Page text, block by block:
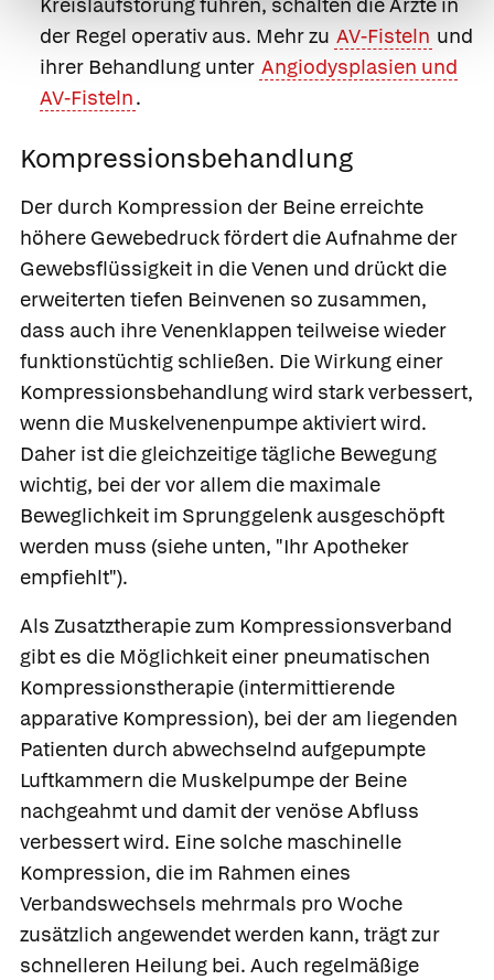
der Regel operativ aus. Mehr zu AV-Fisteln und
ihrer Behandlung unter Angiodysplasien und
AV-Fisteln.
Kompressionsbehandlung
Der durch Kompression der Beine erreichte
höhere Gewebedruck fördert die Aufnahme der
Gewebsflüssigkeit in die Venen und drückt die
erweiterten tiefen Beinvenen so zusammen,
dass auch ihre Venenklappen teilweise wieder
funktionstüchtig schließen. Die Wirkung einer
Kompressionsbehandlung wird stark verbessert,
wenn die Muskelvenenpumpe aktiviert wird.
Daher ist die gleichzeitige tägliche Bewegung
wichtig, bei der vor allem die maximale
Beweglichkeit im Sprunggelenk ausgeschöpft
werden muss (siehe unten, "Ihr Apotheker
empfiehlt").
Als Zusatztherapie zum Kompressionsverband
gibt es die Möglichkeit einer pneumatischen
Kompressionstherapie (intermittierende
apparative Kompression), bei der am liegenden
Patienten durch abwechselnd aufgepumpte
Luftkammern die Muskelpumpe der Beine
nachgeahmt und damit der venöse Abfluss
verbessert wird. Eine solche maschinelle
Kompression, die im Rahmen eines
Verbandswechsels mehrmals pro Woche
zusätzlich angewendet werden kann, trägt zur
schnelleren Heilung bei. Auch regelmäßige